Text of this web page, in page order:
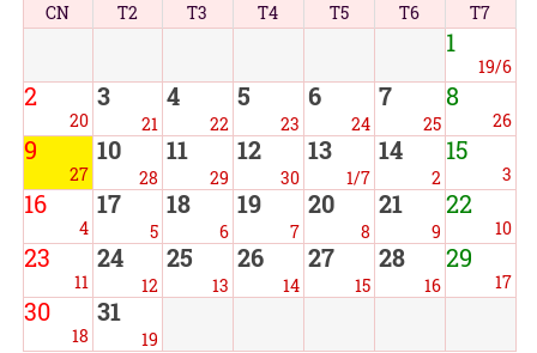
CN T2 T3 T4 T5 T6 T7
1
19/6
2
20
3
21
4
22
5
23
6
24
7
25
8
26
9
27
10
28
11
29
12
30
13
1/7
14
2
15
3
16
4
17
5
18
6
19
7
20
8
21
9
22
10
23
11
24
12
25
13
26
14
27
15
28
16
29
17
30
18
31
19